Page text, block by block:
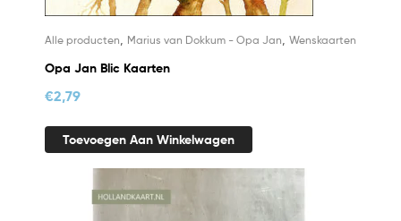
Alle producten Marius van Dokkum - Opa Jan Wenskaarten
Opa Jan Blic Kaarten
€2,79
Toevoegen Aan Winkelwagen